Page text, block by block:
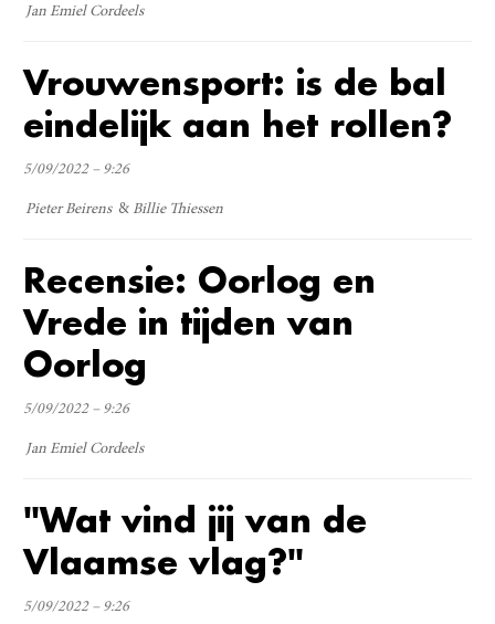
Jan Emiel Cordeels
Vrouwensport: is de bal
eindelijk aan het rollen?
5/09/2022 – 9:26
Pieter Beirens Billie Thiessen
Recensie: Oorlog en
Vrede in tijden van
Oorlog
5/09/2022 – 9:26
Jan Emiel Cordeels
"Wat vind jij van de
Vlaamse vlag?"
5/09/2022 – 9:26